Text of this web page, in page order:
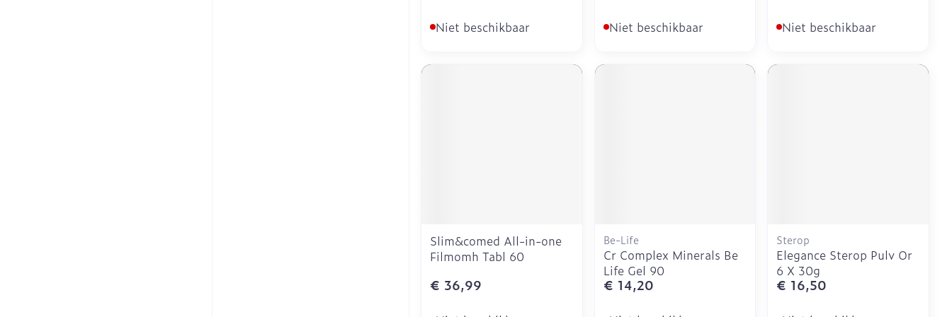
Niet beschikbaar Niet beschikbaar Niet beschikbaar
Slim&comed All-in-one
Filmomh Tabl 60
€ 36,99
Be-Life
Cr Complex Minerals Be
Life Gel 90
€ 14,20
Sterop
Elegance Sterop Pulv Or
6 X 30g
€ 16,50